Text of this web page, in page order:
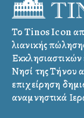
Το Tinos Icon
λιανικής
Νησί της Τήνου
επιχείρηση
αναμνηστικά